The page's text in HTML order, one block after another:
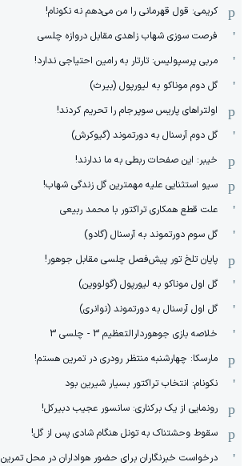
کریمی: قول قهرمانی را من می‌دهم نه نکونام!
فرصت سوزی شهاب زاهدی مقابل دروازه چلسی
مربی پرسپولیس: تارتار به رامین احتیاجی ندارد!
گل دوم موناکو به لیورپول (بیرث)
اولتراهای پاریس سوپرجام را تحریم کردند!
گل دوم آرسنال به دورتموند (گیوکرش)
خیبر: این صفحات ربطی به ما ندارند!
سیو استثنایی علیه مهمترین گل زندگی شهاب!
علت قطع همکاری تراکتور با محمد ربیعی
گل سوم دورتموند به آرسنال (گادو)
پایان تلخ تور پیش‌فصل چلسی مقابل جوهور!
گل اول موناکو به لیورپول (گولووین)
گل اول آرسنال به دورتموند (نوانری)
خلاصه بازی جوهوردارالتعظیم 3 - چلسی 3
مارسکا: چهارشنبه منتظر رودری در تمرین هستم!
نکونام: انتخاب تراکتور بسیار شیرین بود
رونمایی از یک برکناری: سانسور عجیب دبیرکل!
سقوط وحشتناک به تونل هنگام شادی پس از گل!
درخواست خبرنگاران برای حضور هواداران در محل تمرین